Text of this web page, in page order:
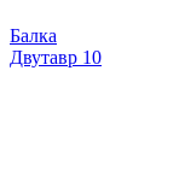
Балка
Двутавр 10